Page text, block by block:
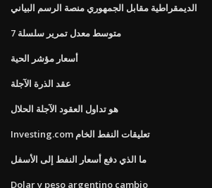
الديمقراطية مقابل الجمهوري منصة الرسم البياني
متوسط ​​معدل تمرير سلسلة 7
أسعار مؤشر الحية
عقد الذرة الآجلة
هو تداول العقود الآجلة الحلال
Investing.com تعليقات النفط الخام
ما الذي دفع أسعار النفط إلى الأسفل
Dolar y peso argentino cambio